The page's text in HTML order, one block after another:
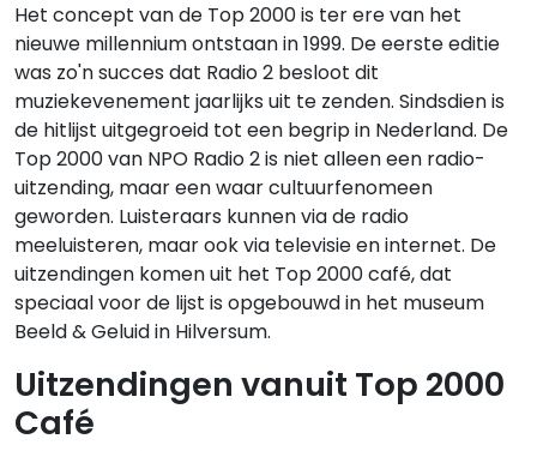
Het concept van de Top 2000 is ter ere van het
nieuwe millennium ontstaan in 1999. De eerste editie
was zo'n succes dat Radio 2 besloot dit
muziekevenement jaarlijks uit te zenden. Sindsdien is
de hitlijst uitgegroeid tot een begrip in Nederland. De
Top 2000 van NPO Radio 2 is niet alleen een radio-
uitzending, maar een waar cultuurfenomeen
geworden. Luisteraars kunnen via de radio
meeluisteren, maar ook via televisie en internet. De
uitzendingen komen uit het Top 2000 café, dat
speciaal voor de lijst is opgebouwd in het museum
Beeld & Geluid in Hilversum.
Uitzendingen vanuit Top 2000
Café